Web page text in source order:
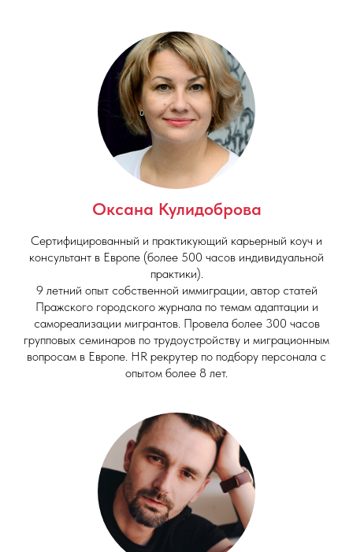
Оксана Кулидоброва
Сертифицированный и практикующий карьерный коуч и
консультант в Европе (более 500 часов индивидуальной
практики).
9 летний опыт собственной иммиграции, автор статей
Пражского городского журнала по темам адаптации и
самореализации мигрантов. Провела более 300 часов
групповых семинаров по трудоустройству и миграционным
вопросам в Европе. HR рекрутер по подбору персонала с
опытом более 8 лет.